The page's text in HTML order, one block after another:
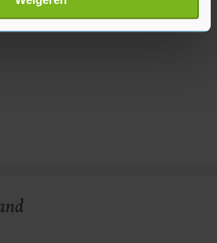
in het
op elk moment wijzigen of